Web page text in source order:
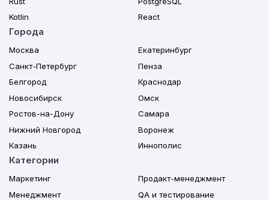
Kotlin
React
Города
Москва
Санкт-Петербург
Белгород
Новосибирск
Ростов-на-Дону
Нижний Новгород
Казань
Екатеринбург
Пенза
Краснодар
Омск
Самара
Воронеж
Иннополис
Категории
Маркетинг
Менеджмент
Продакт-менеджмент
QA и тестирование